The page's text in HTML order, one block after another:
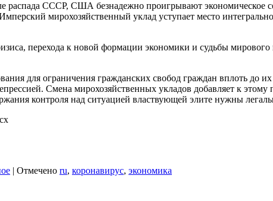
распада СССР, США безнадежно проигрывают экономическое
мирохозяйственный уклад уступает место
перехода к новой формации экономики и судьбы
для ограничения гражданских свобод граждан вплоть до
Смена мирохозяйственных укладов добавляет к
контроля над ситуацией властвующей элите нужны
| Отмечено ru, коронавирус, экономика